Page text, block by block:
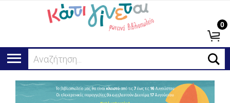
Αναζήτηση...
0